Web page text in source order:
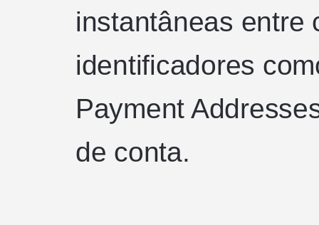
instantâneas entre
identificadores
Payment
de conta.